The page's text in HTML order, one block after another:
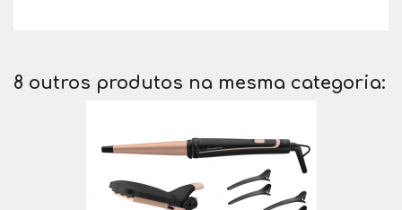
8 outros produtos na mesma categoria: